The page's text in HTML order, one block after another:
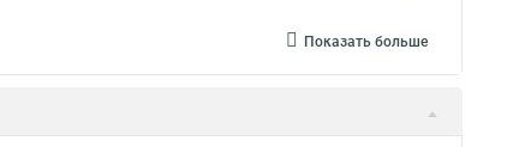
Показать больше